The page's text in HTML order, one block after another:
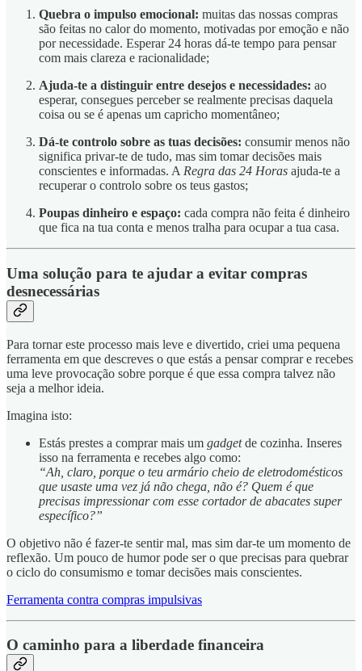
Quebra o impulso emocional: muitas das nossas compras
são feitas no calor do momento, motivadas por emoção e não
por necessidade. Esperar 24 horas dá-te tempo para pensar
com mais clareza e racionalidade;
Ajuda-te a distinguir entre desejos e necessidades: ao
esperar, consegues perceber se realmente precisas daquela
coisa ou se é apenas um capricho momentâneo;
Dá-te controlo sobre as tuas decisões: consumir menos não
significa privar-te de tudo, mas sim tomar decisões mais
conscientes e informadas. A Regra das 24 Horas ajuda-te a
recuperar o controlo sobre os teus gastos;
Poupas dinheiro e espaço: cada compra não feita é dinheiro
que fica na tua conta e menos tralha para ocupar a tua casa.
Uma solução para te ajudar a evitar compras
desnecessárias
Para tornar este processo mais leve e divertido, criei uma pequena
ferramenta em que descreves o que estás a pensar comprar e recebes
uma leve provocação sobre porque é que essa compra talvez não
seja a melhor ideia.
Imagina isto:
Estás prestes a comprar mais um gadgetde cozinha. Inseres
isso na ferramenta e recebes algo como:
“Ah, claro, porque o teu armário cheio de eletrodomésticos
que usaste uma vez já não chega, não é? Quem é que
precisas impressionar com esse cortador de abacates super
específico?”
O objetivo não é fazer-te sentir mal, mas sim dar-te um momento de
reflexão. Um pouco de humor pode ser o que precisas para quebrar
o ciclo do consumismo e tomar decisões mais conscientes.
Ferramenta contra compras impulsivas
O caminho para a liberdade financeira